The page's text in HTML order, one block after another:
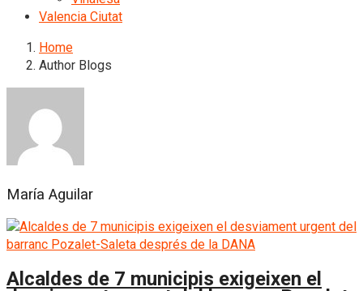
Valencia Ciutat
Home
Author Blogs
María Aguilar
Alcaldes de 7 municipis exigeixen el